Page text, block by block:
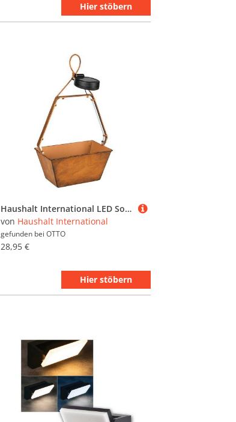
Hier stöbern
Haushalt International LED Solarleuchte, LED-Leuchtmittel fest verbaut, Warmweiß, Solarlampe Außenleuchte Terrassenlampe Gartendeko Korb rost LED L 20cm
von Haushalt International
gefunden bei OTTO
28,95 €
Hier stöbern